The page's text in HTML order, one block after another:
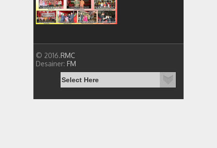
© 2016.RMC
Desainer: FM